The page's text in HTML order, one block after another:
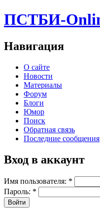
ПСТБИ-
Навигация
О сайте
Новости
Материалы
Форум
Блоги
Юмор
Поиск
Обратная связь
Последние сообщения
Вход в аккаунт
Имя пользователя: *
Пароль: *